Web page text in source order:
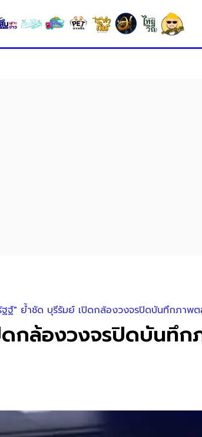
ฐ์" ย้ำชัด บุรีรัมย์ เปิดกล้องวงจรปิดบันทึกภาพ
กล้องวงจรปิดบันทึ